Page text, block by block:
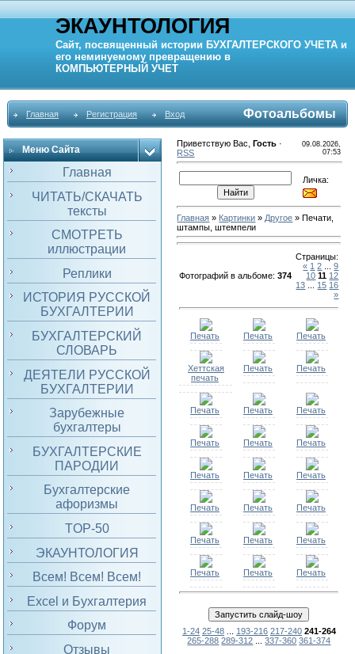
ЭКАУНТОЛОГИЯ
Сайт, посвященный истории БУХГАЛТЕРСКОГО УЧЕТА и
его неминуемому превращению в
КОМПЬЮТЕРНЫЙ УЧЕТ
Главная Регистрация Вход Фотоальбомы
Меню Сайта
Главная
ЧИТАТЬ/СКАЧАТЬ
тексты
СМОТРЕТЬ
иллюстрации
Реплики
ИСТОРИЯ РУССКОЙ
БУХГАЛТЕРИИ
БУХГАЛТЕРСКИЙ
СЛОВАРЬ
ДЕЯТЕЛИ РУССКОЙ
БУХГАЛТЕРИИ
Зарубежные
бухгалтеры
БУХГАЛТЕРСКИЕ
ПАРОДИИ
Бухгалтерские
афоризмы
TOP-50
ЭКАУНТОЛОГИЯ
Всем! Всем! Всем!
Excel и Бухгалтерия
Форум
Отзывы
Приветствую Вас ,Гость ·
RSS
09.08.2026,
07:53
Личка:
Главная » Картинки » Другое » Печати,
штампы, штемпели
Фотографий в альбоме:374
Страницы:
« 1 2
9
10 11 12
13
15 16
»
Печать Печать Печать
Хеттская
печать
Печать Печать
Печать Печать Печать
Печать Печать Печать
Печать Печать Печать
Печать Печать Печать
Печать Печать Печать
Печать Печать Печать
1-24 25-48 193-216 217-240 241-264
265-288 289-312 337-360 361-374